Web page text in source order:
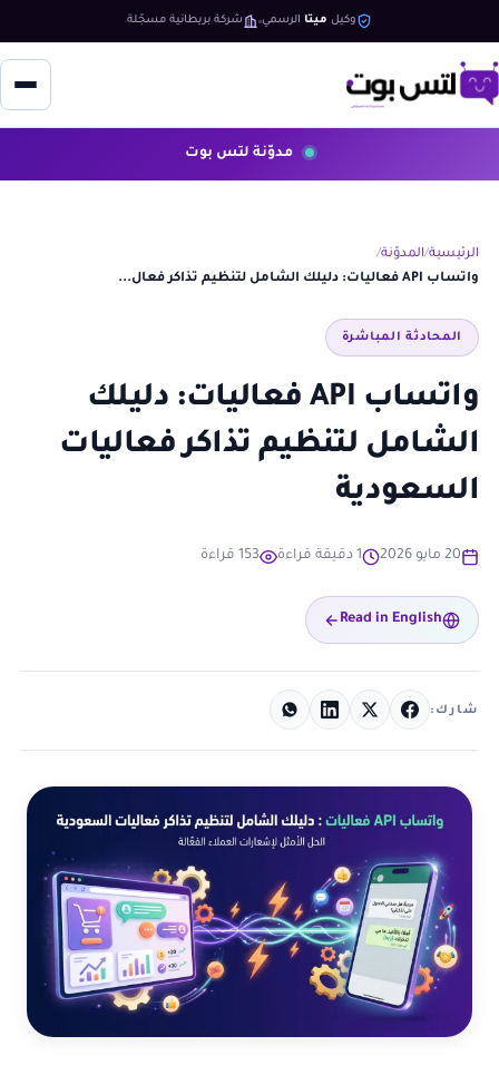
وكيل ميتا الرسمي شركة بريطانية مسجّلة
مدوّنة لتس بوت
الرئيسية المدوّنة
واتساب API فعاليات: دليلك الشامل لتنظيم تذاكر فعال...
المحادثة المباشرة
واتساب API فعاليات: دليلك
الشامل لتنظيم تذاكر فعاليات
السعودية
20 مايو 2026 1 دقيقة قراءة 153 قراءة
Read in English
شارك: